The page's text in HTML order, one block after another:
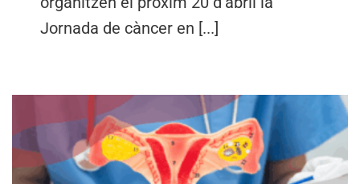
Jornada de càncer en [...]